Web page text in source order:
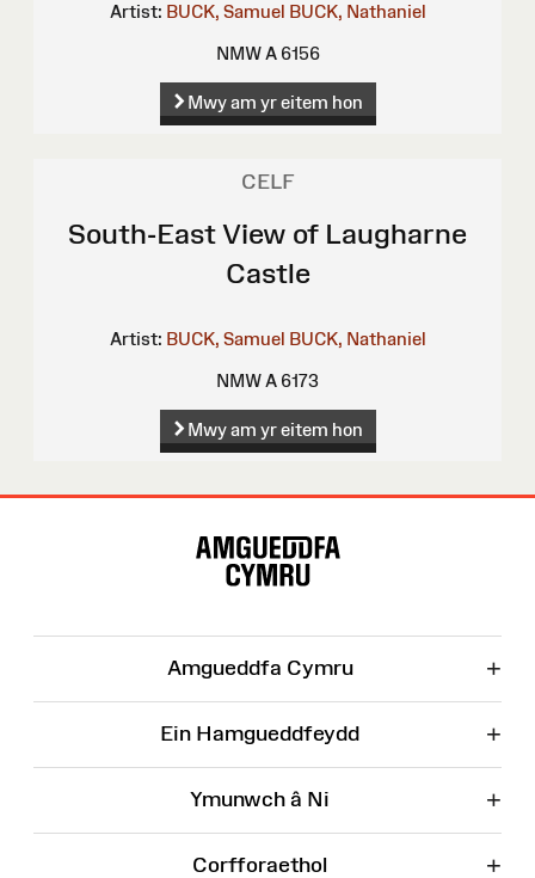
Artist: BUCK, Samuel BUCK, Nathaniel
NMW A 6156
Mwy am yr eitem hon
CELF
South-East View of Laugharne
Castle
Artist: BUCK, Samuel BUCK, Nathaniel
NMW A 6173
Mwy am yr eitem hon
Amgueddfa Cymru +
Ein Hamgueddfeydd +
Ymunwch â Ni +
Corfforaethol +